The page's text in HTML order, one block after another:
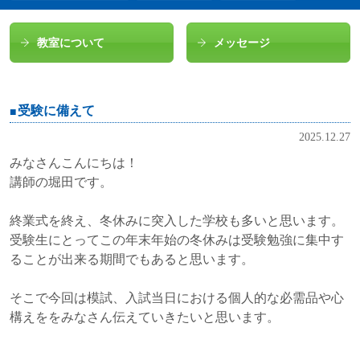
教室について メッセージ
受験に備えて
2025.12.27
みなさんこんにちは！
講師の堀田です。
終業式を終え、冬休みに突入した学校も多いと思います。
受験生にとってこの年末年始の冬休みは受験勉強に集中す
ることが出来る期間でもあると思います。
そこで今回は模試、入試当日における個人的な必需品や心
構えををみなさん伝えていきたいと思います。